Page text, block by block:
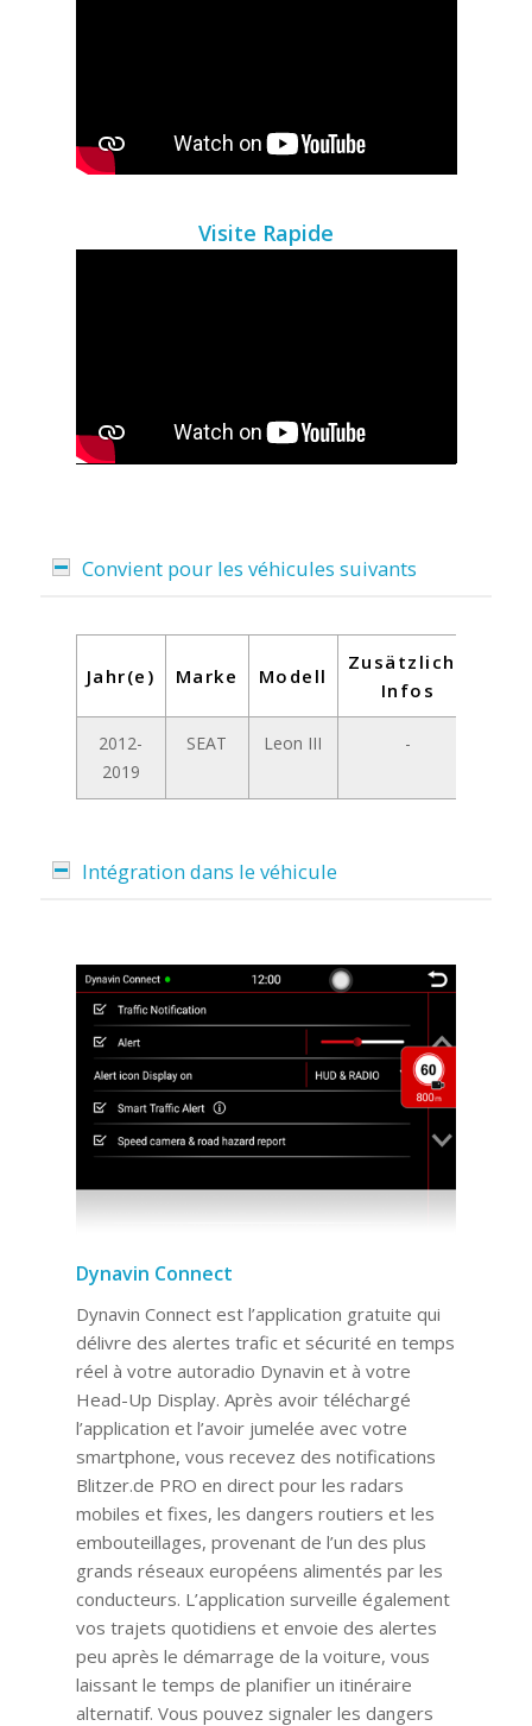
Visite Rapide
Convient pour les véhicules suivants
Jahr(e) Marke Modell
Zusätzliche
Infos
2012-
2019
SEAT Leon III -
Intégration dans le véhicule
Dynavin Connect
Dynavin Connect est l’application gratuite qui
délivre des alertes trafic et sécurité en temps
réel à votre autoradio Dynavin et à votre
Head-Up Display. Après avoir téléchargé
l’application et l’avoir jumelée avec votre
smartphone, vous recevez des notifications
Blitzer.de PRO en direct pour les radars
mobiles et fixes, les dangers routiers et les
embouteillages, provenant de l’un des plus
grands réseaux européens alimentés par les
conducteurs. L’application surveille également
vos trajets quotidiens et envoie des alertes
peu après le démarrage de la voiture, vous
laissant le temps de planifier un itinéraire
alternatif. Vous pouvez signaler les dangers